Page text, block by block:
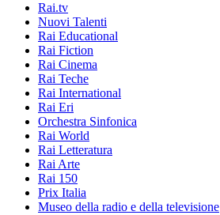
Rai.tv
Nuovi Talenti
Rai Educational
Rai Fiction
Rai Cinema
Rai Teche
Rai International
Rai Eri
Orchestra Sinfonica
Rai World
Rai Letteratura
Rai Arte
Rai 150
Prix Italia
Museo della radio e della televisione